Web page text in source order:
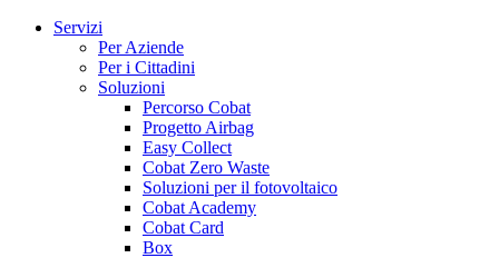
Servizi
Per Aziende
Per i Cittadini
Soluzioni
Percorso Cobat
Progetto Airbag
Easy Collect
Cobat Zero Waste
Soluzioni per il fotovoltaico
Cobat Academy
Cobat Card
Box